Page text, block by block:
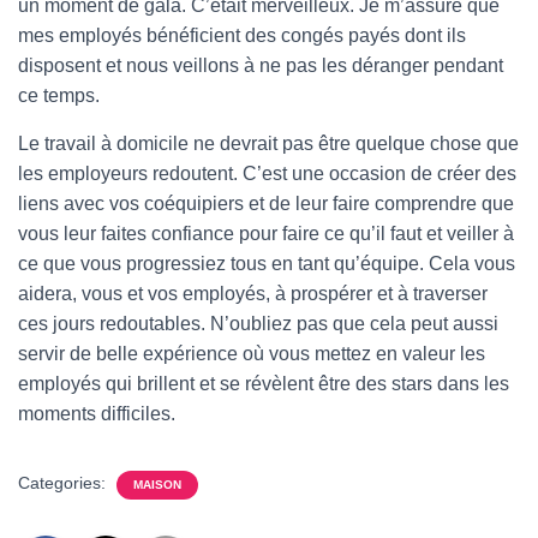
un moment de gala. C’était merveilleux. Je m’assure que
mes employés bénéficient des congés payés dont ils
disposent et nous veillons à ne pas les déranger pendant
ce temps.
Le travail à domicile ne devrait pas être quelque chose que
les employeurs redoutent. C’est une occasion de créer des
liens avec vos coéquipiers et de leur faire comprendre que
vous leur faites confiance pour faire ce qu’il faut et veiller à
ce que vous progressiez tous en tant qu’équipe. Cela vous
aidera, vous et vos employés, à prospérer et à traverser
ces jours redoutables. N’oubliez pas que cela peut aussi
servir de belle expérience où vous mettez en valeur les
employés qui brillent et se révèlent être des stars dans les
moments difficiles.
Categories: MAISON